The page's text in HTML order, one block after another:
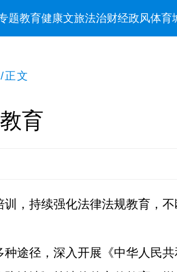
题教育健康文旅法治财经政风体育
/正文
育
，持续强化法律法规教育，
途径，深入开展《中华人民